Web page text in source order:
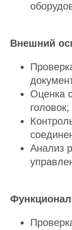
Внешний
Оценка
головок;
Анализ